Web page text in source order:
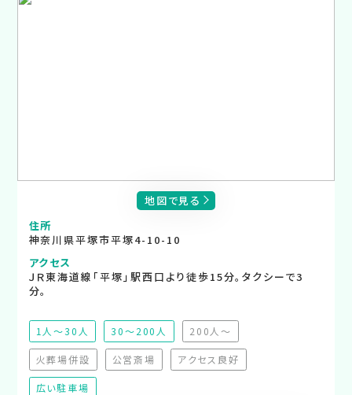
地図で見る
住所
神奈川県平塚市平塚4-10-10
アクセス
ＪＲ東海道線｢平塚｣駅西口より徒歩15分。タクシーで3
分。
1人～30人 30～200人
200人～
（非推奨）
火葬場併設
（非対応）
公営斎場
（非対応）
アクセス良好
（非対応）
広い駐車場